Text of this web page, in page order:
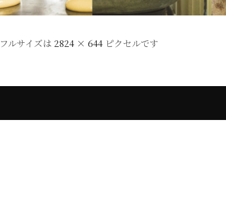
フルサイズは 2824 × 644 ピクセルです